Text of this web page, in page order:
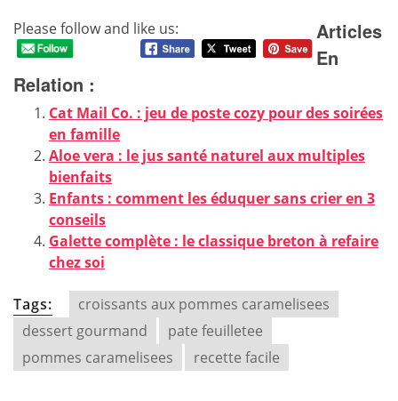
Please follow and like us:
Articles
En
Relation :
Cat Mail Co. : jeu de poste cozy pour des soirées
en famille
Aloe vera : le jus santé naturel aux multiples
bienfaits
Enfants : comment les éduquer sans crier en 3
conseils
Galette complète : le classique breton à refaire
chez soi
Tags:
croissants aux pommes caramelisees
dessert gourmand
pate feuilletee
pommes caramelisees
recette facile